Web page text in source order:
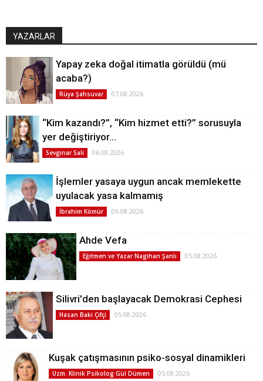
YAZARLAR
Yapay zeka doğal itimatla görüldü (mü
acaba?)
Rüya Şahsuvar 07.08.2026
“Kim kazandı?”, “Kim hizmet etti?” sorusuyla
yer değiştiriyor…
Sevginar Sali 06.08.2026
İşlemler yasaya uygun ancak memlekette
uyulacak yasa kalmamış
İbrahim Kömür 06.08.2026
Ahde Vefa
Eğitmen ve Yazar Nagihan Şanlı 05.08.2026
Silivri'den başlayacak Demokrasi Cephesi
Hasan Baki Çifçi 05.08.2026
Kuşak çatışmasının psiko-sosyal dinamikleri
Uzm. Klinik Psikolog Gül Dümen 05.08.2026